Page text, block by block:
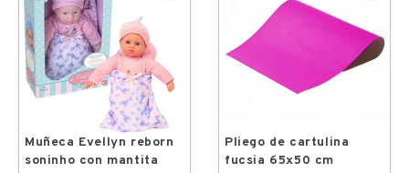
Muñeca Evellyn reborn
soninho con mantita
Pliego de cartulina
fucsia 65x50 cm